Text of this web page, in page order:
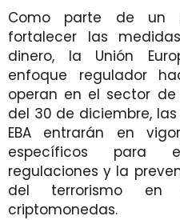
Como parte de un
fortalecer las
dinero, la Unión
enfoque regulador
operan en el sector
del 30 de diciembre,
EBA entrarán en
específicos para
regulaciones y la
del terrorismo
criptomonedas.